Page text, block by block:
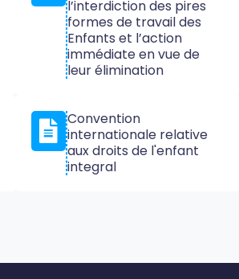
l’interdiction des pires
formes de travail des
Enfants et l’action
immédiate en vue de
leur élimination
Convention
internationale relative
aux droits de l'enfant
integral